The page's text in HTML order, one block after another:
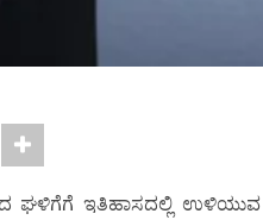
ಘಳಿಗೆಗೆ ಇತಿಹಾಸದಲ್ಲಿ ಉಳಿಯುವ